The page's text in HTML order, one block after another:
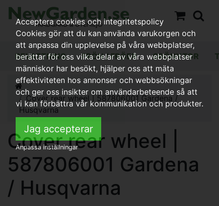
BEVATTNING FRÖN / FRÖER GRÖNYTOR
Cover rear wheel | 587806001 Gardena /
Husqvarna
Cover rear wheel |
587806001 Gardena
/ Husqvarna
Acceptera cookies och integritetspolicy
Cookies gör att du kan använda varukorgen och
att anpassa din upplevelse på våra webbplatser,
berättar för oss vilka delar av våra webbplatser
människor har besökt, hjälper oss att mäta
effektiviteten hos annonser och webbsökningar
och ger oss insikter om användarbeteende så att
vi kan förbättra vår kommunikation och produkter.
Jag accepterar
Anpassa inställningar